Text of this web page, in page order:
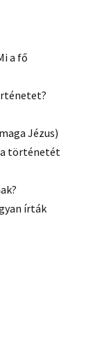
a fő
Jézus)
a történetét
írták